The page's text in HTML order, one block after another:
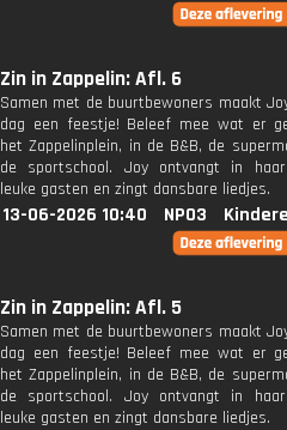
Zin in Zappelin: Afl. 6
Samen met de buurtbewoners maakt
dag een feestje! Beleef mee wat er
het Zappelinplein, in de B&B, de
de sportschool. Joy ontvangt in
leuke gasten en zingt dansbare liedjes.
13-06-2026 10:40 NPO3
Zin in Zappelin: Afl. 5
Samen met de buurtbewoners maakt
dag een feestje! Beleef mee wat er
het Zappelinplein, in de B&B, de
de sportschool. Joy ontvangt in
leuke gasten en zingt dansbare liedjes.